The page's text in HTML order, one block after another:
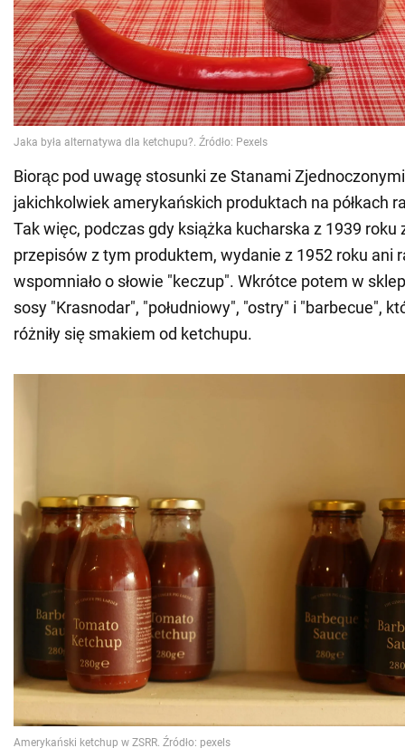
Biorąc pod uwagę stosunki ze Stanami
jakichkolwiek amerykańskich produktach na półkach
Tak więc, podczas gdy książka kucharska z 1939 roku
przepisów z tym produktem, wydanie z 1952 roku ani
wspomniało o słowie "keczup". Wkrótce potem w
sosy "Krasnodar", "południowy", "ostry" i "barbecue",
różniły się smakiem od ketchupu.